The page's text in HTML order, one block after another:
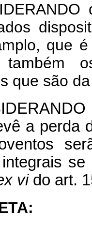
que
também
que são
a perda
vido art.